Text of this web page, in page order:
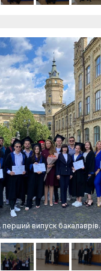
перший випуск бакалаврів.